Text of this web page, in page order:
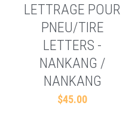
LETTRAGE POUR
PNEU/TIRE
LETTERS -
NANKANG /
NANKANG
$45.00